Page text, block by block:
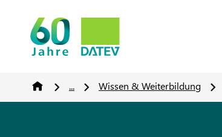
... Wissen & Weiterbildung